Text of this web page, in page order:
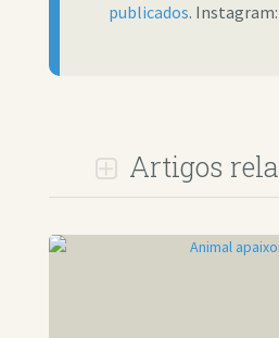
publicados. Instagram:
Artigos